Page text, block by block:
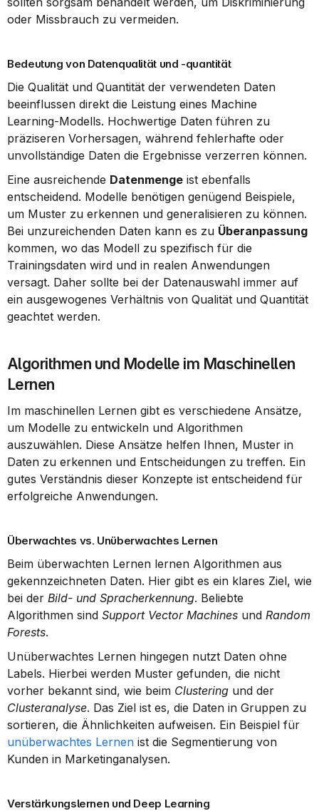
oder Missbrauch zu vermeiden.
Bedeutung von Datenqualität und -quantität
Die Qualität und Quantität der verwendeten Daten
beeinflussen direkt die Leistung eines Machine
Learning-Modells. Hochwertige Daten führen zu
präziseren Vorhersagen, während fehlerhafte oder
unvollständige Daten die Ergebnisse verzerren können.
Eine ausreichende Datenmenge ist ebenfalls
entscheidend. Modelle benötigen genügend Beispiele,
um Muster zu erkennen und generalisieren zu können.
Bei unzureichenden Daten kann es zu Überanpassung
kommen, wo das Modell zu spezifisch für die
Trainingsdaten wird und in realen Anwendungen
versagt. Daher sollte bei der Datenauswahl immer auf
ein ausgewogenes Verhältnis von Qualität und Quantität
geachtet werden.
Algorithmen und Modelle im Maschinellen
Lernen
Im maschinellen Lernen gibt es verschiedene Ansätze,
um Modelle zu entwickeln und Algorithmen
auszuwählen. Diese Ansätze helfen Ihnen, Muster in
Daten zu erkennen und Entscheidungen zu treffen. Ein
gutes Verständnis dieser Konzepte ist entscheidend für
erfolgreiche Anwendungen.
Überwachtes vs. Unüberwachtes Lernen
Beim überwachten Lernen lernen Algorithmen aus
gekennzeichneten Daten. Hier gibt es ein klares Ziel, wie
bei der Bild- und Spracherkennung. Beliebte
Algorithmen sind Support Vector Machines und Random
Forests.
Unüberwachtes Lernen hingegen nutzt Daten ohne
Labels. Hierbei werden Muster gefunden, die nicht
vorher bekannt sind, wie beim Clustering
Clusteranalyse. Das Ziel ist es, die Daten in Gruppen zu
unüberwachtes Lernen ist die Segmentierung von
Kunden in Marketinganalysen.
Verstärkungslernen und Deep Learning